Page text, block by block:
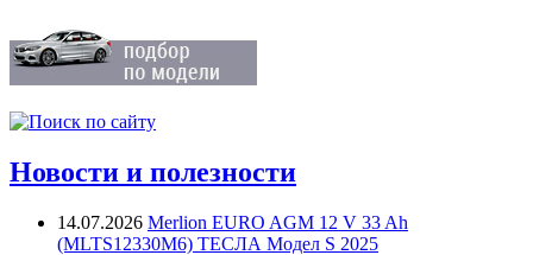
Новости и полезности
14.07.2026 Merlion EURO AGM 12 V 33 Ah
(MLTS12330M6) ТЕСЛА Модел S 2025